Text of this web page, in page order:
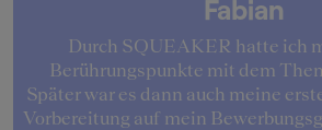
Fabian
Durch SQUEAKER hatte ich
Berührungspunkte mit dem
Später war es dann auch meine
Vorbereitung auf mein